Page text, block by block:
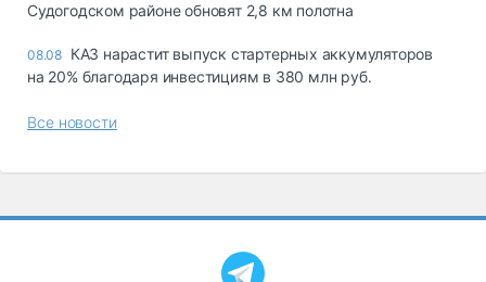
Судогодском районе обновят 2,8 км полотна
08.08 КАЗ нарастит выпуск стартерных аккумуляторов
на 20% благодаря инвестициям в 380 млн руб.
Все новости